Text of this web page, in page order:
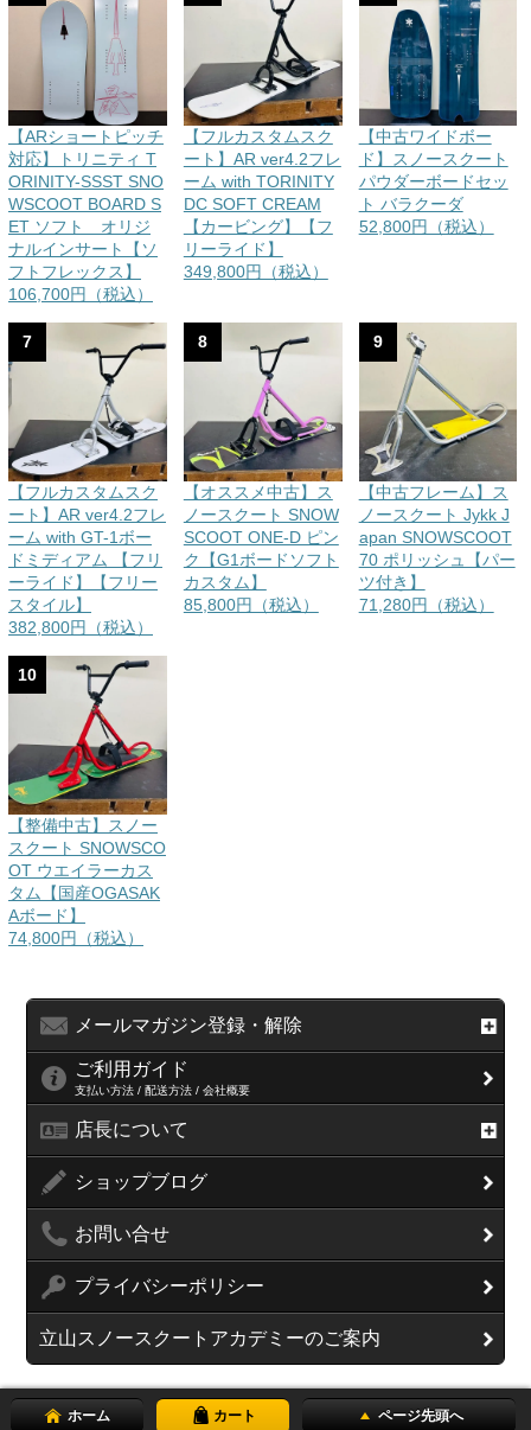
【ARショートピッチ
対応】トリニティ T
ORINITY-SSST SNO
WSCOOT BOARD S
ET ソフト オリジ
ナルインサート【ソ
フトフレックス】
106,700円（税込）
【フルカスタムスク
ート】AR ver4.2フレ
ーム with TORINITY
DC SOFT CREAM
【カービング】【フ
リーライド】
349,800円（税込）
【中古ワイドボー
ド】スノースクート
パウダーボードセッ
ト バラクーダ
52,800円（税込）
7
【フルカスタムスク
ート】AR ver4.2フレ
ーム with GT-1ボー
ドミディアム 【フリ
ーライド】【フリー
スタイル】
382,800円（税込）
8
【オススメ中古】ス
ノースクート SNOW
SCOOT ONE-D ピン
ク【G1ボードソフト
カスタム】
85,800円（税込）
9
【中古フレーム】ス
ノースクート Jykk J
apan SNOWSCOOT
70 ポリッシュ【パー
ツ付き】
71,280円（税込）
10
【整備中古】スノー
スクート SNOWSCO
OT ウエイラーカス
タム【国産OGASAK
Aボード】
74,800円（税込）
メールマガジン登録・解除
ご利用ガイド
支払い方法 / 配送方法 / 会社概要
店長について
ショップブログ
お問い合せ
プライバシーポリシー
立山スノースクートアカデミーのご案内
ホーム カート ページ先頭へ